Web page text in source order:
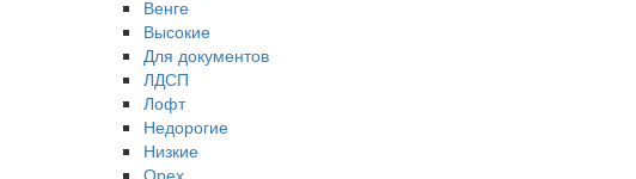
Венге
Высокие
Для документов
ЛДСП
Лофт
Недорогие
Низкие